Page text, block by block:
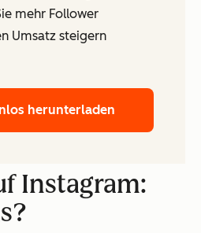
mehr Follower
Umsatz steigern
herunterladen
Instagram: